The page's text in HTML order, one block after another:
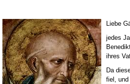
Liebe
jedes
ihres
Da
fiel,